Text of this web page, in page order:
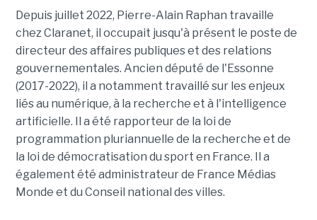
Depuis juillet 2022, Pierre-Alain Raphan travaille
chez Claranet, il occupait jusqu'à présent le poste de
directeur des affaires publiques et des relations
gouvernementales. Ancien député de l'Essonne
(2017-2022), il a notamment travaillé sur les enjeux
liés au numérique, à la recherche et à l'intelligence
artificielle. Il a été rapporteur de la loi de
programmation pluriannuelle de la recherche et de
la loi de démocratisation du sport en France. Il a
également été administrateur de France Médias
Monde et du Conseil national des villes.